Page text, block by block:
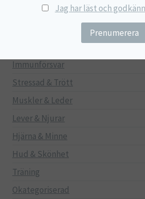
Immunförsvar
Stressad & Trött
Muskler & Leder
Lever & Njurar
Hjärna & Minne
Hud & Skönhet
Träning
Okategoriserad
Jag har läst och